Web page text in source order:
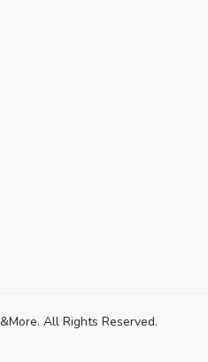
All Rights Reserved.